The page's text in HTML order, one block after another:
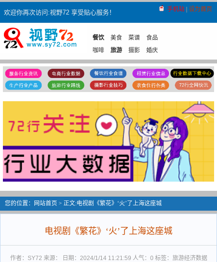
欢迎你再次访问:视野72 享受贴心服务！ 手机站 设为首页
餐饮 美食 菜谱
食品
咖啡
旅游 摄影 婚庆
维修维护 家电 汽车 办公
机械
租赁
租房 租车 空调租赁
空调维修 空调加氟
中介 房屋
留学
其它
登报 隔墙
您的位置： 网站首页 > 正文:电视剧《繁花》‘火’了上海这座城
电视剧《繁花》‘火’了上海这座城
作者：SY72 来源： 日期：2024/1/14 11:21:59 人气： 0 标签：旅游经济数据